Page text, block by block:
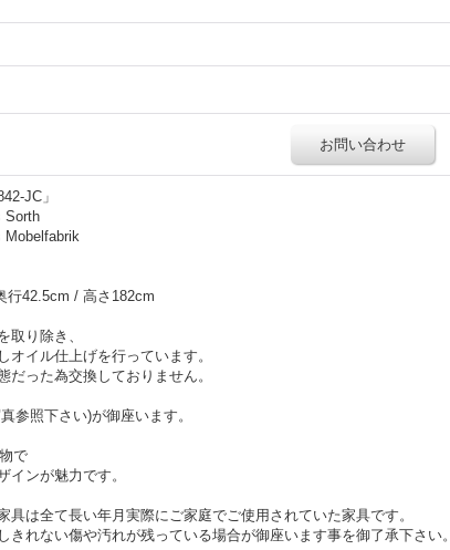
お問い合わせ
JC」
Sorth
Mobelfabrik
行42.5cm / 高さ182cm
取り除き、
オイル仕上げを行っています。
だった為交換しておりません。
参照下さい)が御座います。
で
インが魅力です。
具は全て長い年月実際にご家庭でご使用されていた家具です。
きれない傷や汚れが残っている場合が御座います事を御了承下さい。